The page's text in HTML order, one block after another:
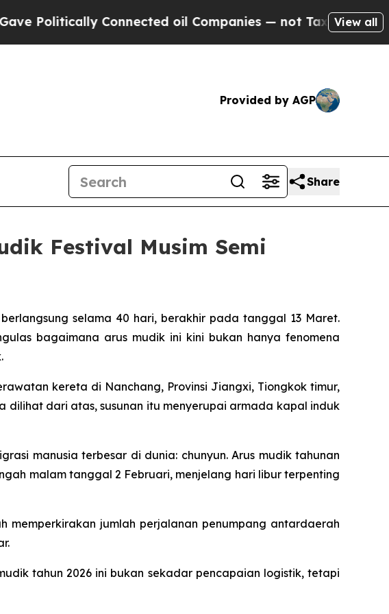
Connected oil Companies — not Taxpayers — theView all
Provided by AGP
Share
Festival Musim Semi
selama 40 hari, berakhir pada tanggal 13 Maret.
bagaimana arus mudik ini kini bukan hanya fenomena
kereta di Nanchang, Provinsi Jiangxi, Tiongkok timur,
dari atas, susunan itu menyerupai armada kapal induk
manusia terbesar di dunia: chunyun. Arus mudik tahunan
malam tanggal 2 Februari, menjelang hari libur terpenting
memperkirakan jumlah perjalanan penumpang antardaerah
tahun 2026 ini bukan sekadar pencapaian logistik, tetapi